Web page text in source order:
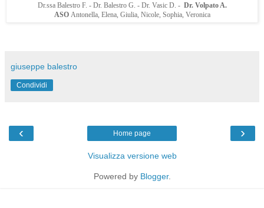
Dr.ssa Balestro F. - Dr. Balestro G. - Dr. Vasic D. - Dr. Volpato A.
ASOAntonella, Elena, Giulia, Nicole, Sophia, Veronica
giuseppe balestro
Condividi
‹ ›
Home page
Visualizza versione web
Powered by Blogger.